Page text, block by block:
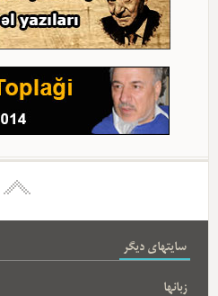
سایتهای دیگر
زبانها